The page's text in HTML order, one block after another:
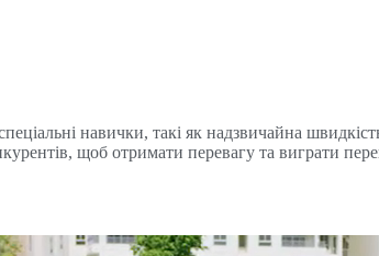
навички, такі як надзвичайна
щоб отримати перевагу та виграти